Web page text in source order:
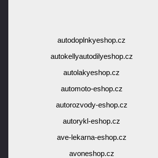
autodoplnkyeshop.cz
autokellyautodilyeshop.cz
autolakyeshop.cz
automoto-eshop.cz
autorozvody-eshop.cz
autorykl-eshop.cz
ave-lekarna-eshop.cz
avoneshop.cz